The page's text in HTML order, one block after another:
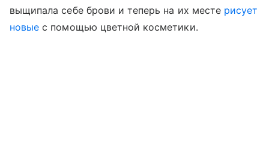
выщипала себе брови и теперь на их месте рисует
новые с помощью цветной косметики.